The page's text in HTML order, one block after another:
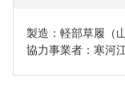
製造：軽部草履（
協力事業者：寒河